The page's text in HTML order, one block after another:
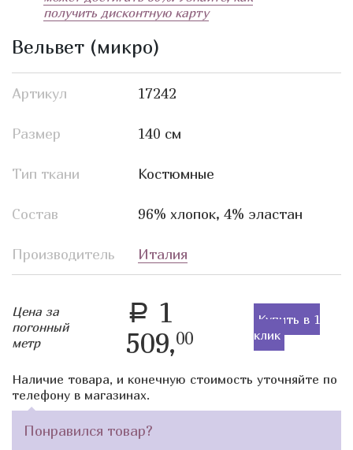
получить дисконтную карту
Вельвет (микро)
Артикул 17242
Размер 140 см
Тип ткани Костюмные
Состав 96% хлопок, 4% эластан
Производитель Италия
Цена за
погонный
метр
a
1
509,00
Купить в 1
клик
Наличие товара, и конечную стоимость уточняйте по
телефону в магазинах.
Понравился товар?